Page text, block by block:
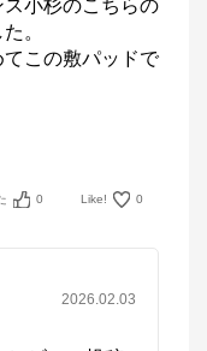
小杉のこちらの
。
この敷パッドで
0 Like! 0
2026.02.03